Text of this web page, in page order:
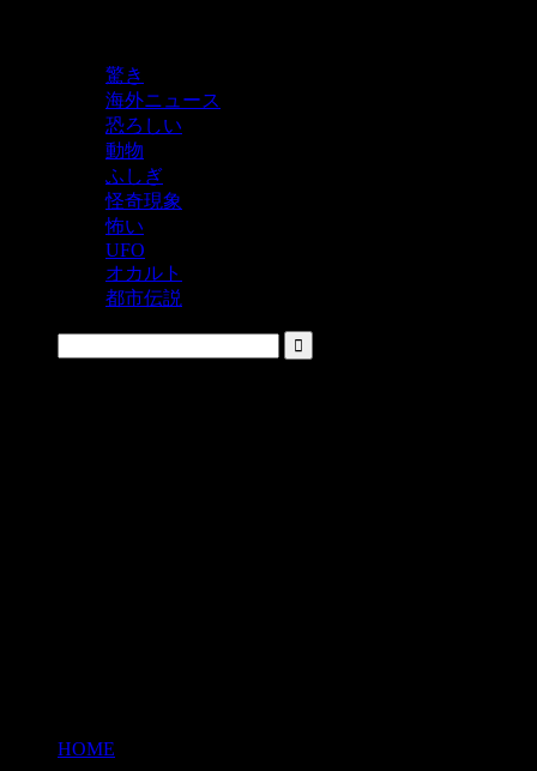
驚き
海外ニュース
恐ろしい
動物
ふしぎ
怪奇現象
怖い
UFO
オカルト
都市伝説
HOME